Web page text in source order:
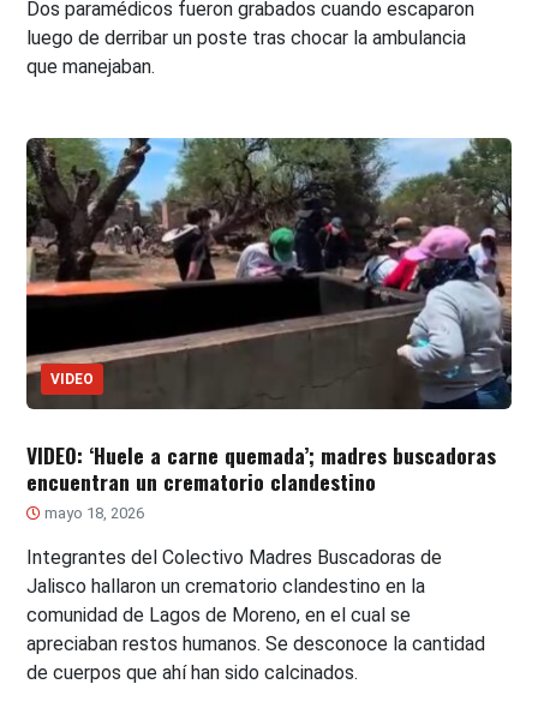
Dos paramédicos fueron grabados cuando escaparon
luego de derribar un poste tras chocar la ambulancia
que manejaban.
VIDEO
VIDEO: ‘Huele a carne quemada’; madres buscadoras
encuentran un crematorio clandestino
mayo 18, 2026
Integrantes del Colectivo Madres Buscadoras de
Jalisco hallaron un crematorio clandestino en la
comunidad de Lagos de Moreno, en el cual se
apreciaban restos humanos. Se desconoce la cantidad
de cuerpos que ahí han sido calcinados.